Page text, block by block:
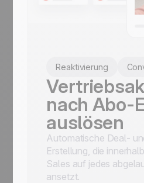
Reaktivierung
nach Abo-
auslösen
Automatische Deal-
Erstellung, die
Sales auf jedes
ansetzt.